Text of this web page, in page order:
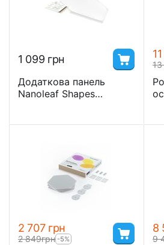
1 099 грн
Додаткова панель
Nanoleaf Shapes
2 707 грн
2 849грн -5%
8
9